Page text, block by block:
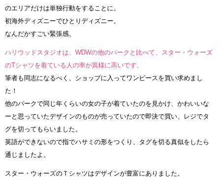
のエリアだけは単独行動をすることに。
初海外ディズニーでひとりディズニー。
なんだかすごい緊張感。
ハリウッドスタジオは、WDWの他のパークと比べて、スター・ウォーズ
のTシャツを着ている人の率が異様に高いです。
筆者も同志になるべく、ショップに入ってワンピースを買い求めまし
た！
他のパークで同じ年くらいの女の子が着ていたのを見かけ、かわいいな
ーと思っていたデザインのものが売っていたので即決で買い、レジでタ
グを切ってもらいました。
英語ができないので指でハサミの形をつくり、タグを切る真似をしたら
通じましたよ。
スター・ウォーズのＴシャツはデザインが豊富にありました。